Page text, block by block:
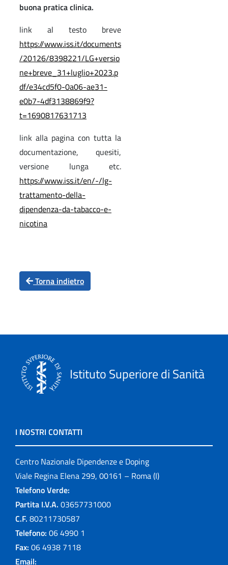
buona pratica clinica.
link al testo breve
https://www.iss.it/documents
/20126/8398221/LG+versio
ne+breve_31+luglio+2023.p
df/e34cd5f0-0a06-ae31-
e0b7-4df3138869f9?
t=1690817631713
link alla pagina con tutta la
documentazione, quesiti,
versione lunga etc.
https://www.iss.it/en/-/lg-
trattamento-della-
dipendenza-da-tabacco-e-
nicotina
Torna indietro
Istituto Superiore di Sanità
I NOSTRI CONTATTI
Centro Nazionale Dipendenze e Doping
Viale Regina Elena 299, 00161 – Roma (I)
Telefono Verde:
Partita I.V.A. 03657731000
C.F. 80211730587
Telefono: 06 4990 1
Fax: 06 4938 7118
Email: